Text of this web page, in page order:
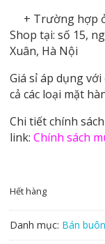
+ Trường hợp ở
Shop tại: số 15,
Xuân, Hà Nội
Giá sỉ áp dụng
cả các loại mặt
Chi tiết chính
link: Chính sách
Hết hàng
Danh mục: Bán